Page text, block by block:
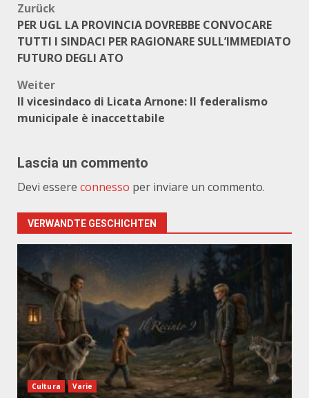
Beitragsnavigation
Zurück
PER UGL LA PROVINCIA DOVREBBE CONVOCARE
TUTTI I SINDACI PER RAGIONARE SULL’IMMEDIATO
FUTURO DEGLI ATO
Weiter
Il vicesindaco di Licata Arnone: Il federalismo
municipale è inaccettabile
Lascia un commento
Devi essere connesso per inviare un commento.
VERWANDTE GESCHICHTEN
Cultura Varie